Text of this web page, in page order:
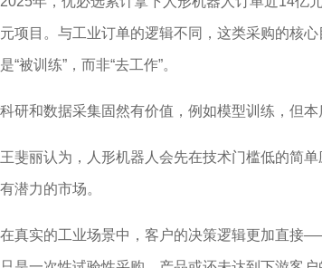
元项目。与工业订单的逻辑不同，这类采购的核
是“被训练”，而非“去工作”。
科研和数据采集固然有价值，例如模型训练，但
王斐丽认为，人形机器人会先在技术门槛低的简
有潜力的市场。
在真实的工业场景中，客户的决策逻辑更加直接